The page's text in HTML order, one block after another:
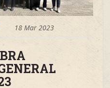
18 Mar 2023